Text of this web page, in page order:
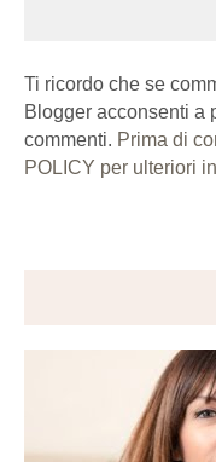
Ti ricordo che se
Blogger acconsenti a
commenti. Prima di
POLICY per ulteriori